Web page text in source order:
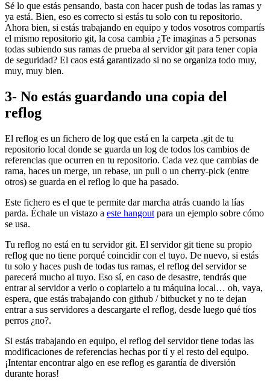
Sé lo que estás pensando, basta con hacer push de todas las ramas y
ya está. Bien, eso es correcto si estás tu solo con tu repositorio.
Ahora bien, si estás trabajando en equipo y todos vosotros compartís
el mismo repositorio git, la cosa cambia ¿Te imaginas a 5 personas
todas subiendo sus ramas de prueba al servidor git para tener copia
de seguridad? El caos está garantizado si no se organiza todo muy,
muy, muy bien.
3- No estás guardando una copia del
reflog
El reflog es un fichero de log que está en la carpeta .git de tu
repositorio local donde se guarda un log de todos los cambios de
referencias que ocurren en tu repositorio. Cada vez que cambias de
rama, haces un merge, un rebase, un pull o un cherry-pick (entre
otros) se guarda en el reflog lo que ha pasado.
Este fichero es el que te permite dar marcha atrás cuando la lías
parda. Échale un vistazo a este hangout para un ejemplo sobre cómo
se usa.
Tu reflog no está en tu servidor git. El servidor git tiene su propio
reflog que no tiene porqué coincidir con el tuyo. De nuevo, si estás
tu solo y haces push de todas tus ramas, el reflog del servidor se
parecerá mucho al tuyo. Eso sí, en caso de desastre, tendrás que
entrar al servidor a verlo o copiartelo a tu máquina local… oh, vaya,
espera, que estás trabajando con github / bitbucket y no te dejan
entrar a sus servidores a descargarte el reflog, desde luego qué tíos
perros ¿no?.
Si estás trabajando en equipo, el reflog del servidor tiene todas las
modificaciones de referencias hechas por tí y el resto del equipo.
¡Intentar encontrar algo en ese reflog es garantía de diversión
durante horas!